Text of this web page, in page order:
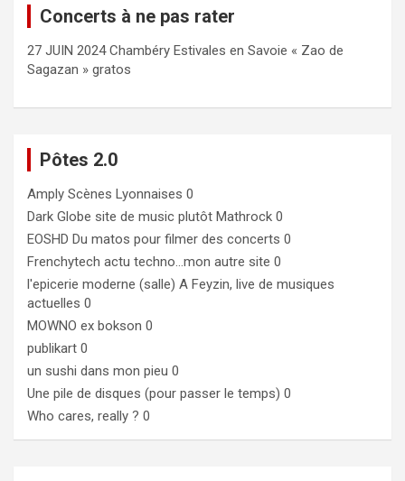
Concerts à ne pas rater
27 JUIN 2024 Chambéry Estivales en Savoie « Zao de
Sagazan » gratos
Pôtes 2.0
Amply Scènes Lyonnaises 0
Dark Globe site de music plutôt Mathrock 0
EOSHD Du matos pour filmer des concerts 0
Frenchytech actu techno…mon autre site 0
l'epicerie moderne (salle) A Feyzin, live de musiques
actuelles 0
MOWNO ex bokson 0
publikart 0
un sushi dans mon pieu 0
Une pile de disques (pour passer le temps) 0
Who cares, really ? 0